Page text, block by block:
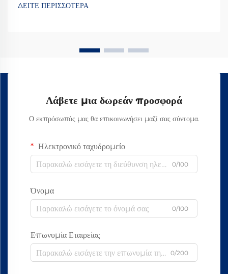
ΔΕΙΤΕ ΠΕΡΙΣΣΟΤΕΡΑ
Λάβετε μια δωρεάν προσφορά
Ο εκπρόσωπός μας θα επικοινωνήσει μαζί σας σύντομα.
Ηλεκτρονικό ταχυδρομείο
0/100
Όνομα
0/100
Επωνυμία Εταιρείας
0/200